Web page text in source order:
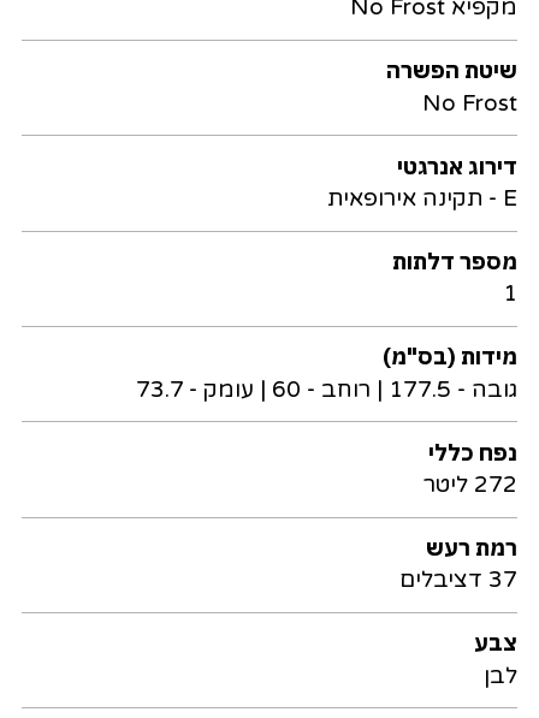
מקפיא No Frost
שיטת הפשרה
No Frost
דירוג אנרגטי
E - תקינה אירופאית
מספר דלתות
1
מידות (בס"מ)
גובה - 177.5 | רוחב - 60 | עומק - 73.7
נפח כללי
272 ליטר
רמת רעש
37 דציבלים
צבע
לבן